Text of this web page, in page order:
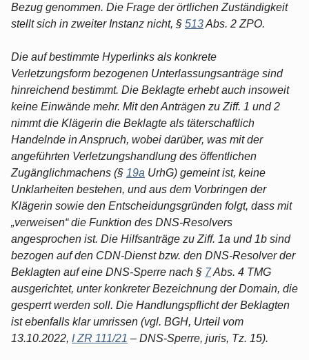
Bezug genommen. Die Frage der örtlichen Zuständigkeit
stellt sich in zweiter Instanz nicht, § 513Abs. 2 ZPO.
Die auf bestimmte Hyperlinks als konkrete
Verletzungsform bezogenen Unterlassungsanträge sind
hinreichend bestimmt. Die Beklagte erhebt auch insoweit
keine Einwände mehr. Mit den Anträgen zu Ziff. 1 und 2
nimmt die Klägerin die Beklagte als täterschaftlich
Handelnde in Anspruch, wobei darüber, was mit der
angeführten Verletzungshandlung des öffentlichen
Zugänglichmachens (§ 19a UrhG) gemeint ist, keine
Unklarheiten bestehen, und aus dem Vorbringen der
Klägerin sowie den Entscheidungsgründen folgt, dass mit
„verweisen“ die Funktion des DNS-Resolvers
angesprochen ist. Die Hilfsanträge zu Ziff. 1a und 1b sind
bezogen auf den CDN-Dienst bzw. den DNS-Resolver der
Beklagten auf eine DNS-Sperre nach § 7Abs. 4 TMG
ausgerichtet, unter konkreter Bezeichnung der Domain, die
gesperrt werden soll. Die Handlungspflicht der Beklagten
ist ebenfalls klar umrissen (vgl. BGH, Urteil vom
13.10.2022, I ZR 111/21 – DNS-Sperre, juris, Tz. 15).